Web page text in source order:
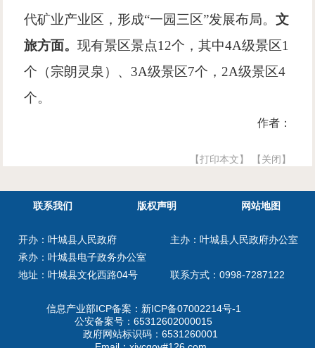
代矿业产业区，形成“一园三区”发展布局。 文
旅方面。 现有景区景点12个，其中4A级景区1
个（宗朗灵泉）、3A级景区7个，2A级景区4
个。
作者：
【打印本文】 【关闭】
联系我们 版权声明 网站地图
开办：叶城县人民政府
承办：叶城县电子政务办公室
地址：叶城县文化西路04号
主办：叶城县人民政府办公室
联系方式：0998-7287122
信息产业部ICP备案： 新ICP备07002214号-1
公安备案号： 65312602000015
政府网站标识码：6531260001